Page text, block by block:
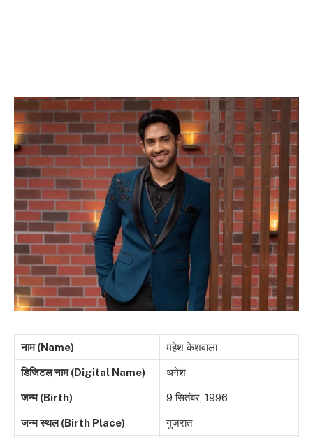
नाम (Name) महेश केशवाला
डिजिटल नाम (Digital Name) थगेश
जन्म (Birth) 9 सितंबर, 1996
जन्म स्थल (Birth Place) गुजरात